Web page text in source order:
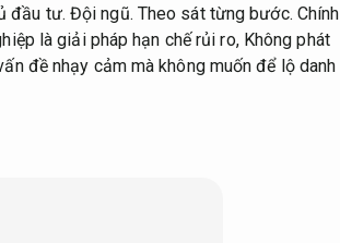
đầu tư. Đội ngũ. Theo sát từng bước. Chính
là giải pháp hạn chế rủi ro, Không phát
đề nhạy cảm mà không muốn để lộ danh